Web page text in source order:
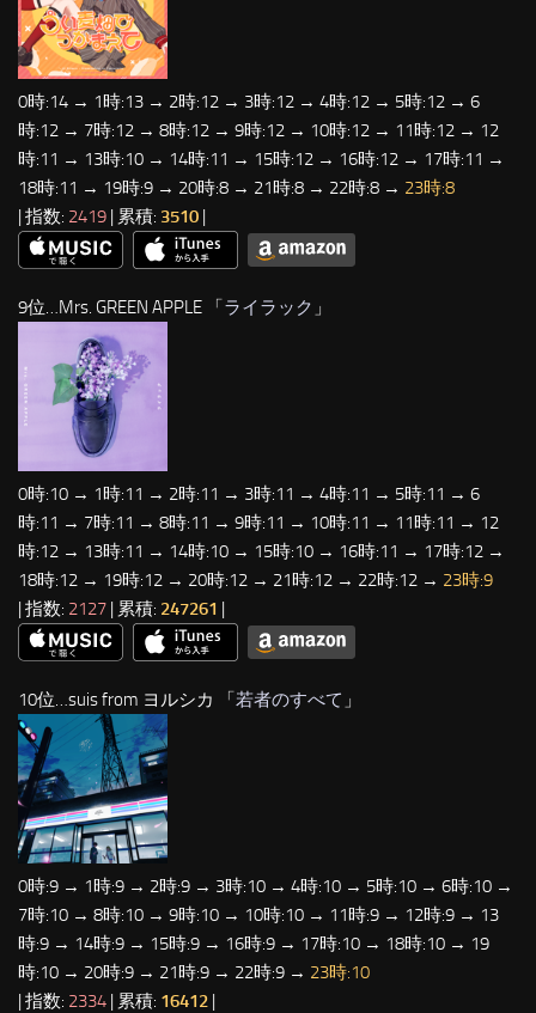
0時:14 → 1時:13 → 2時:12 → 3時:12 → 4時:12 → 5時:12 → 6
時:12 → 7時:12 → 8時:12 → 9時:12 → 10時:12 → 11時:12 → 12
時:11 → 13時:10 → 14時:11 → 15時:12 → 16時:12 → 17時:11 →
18時:11 → 19時:9 → 20時:8 → 21時:8 → 22時:8 → 23時:8
| 指数: 2419 | 累積: 3510 |
9位…Mrs. GREEN APPLE 「ライラック 」
0時:10 → 1時:11 → 2時:11 → 3時:11 → 4時:11 → 5時:11 → 6
時:11 → 7時:11 → 8時:11 → 9時:11 → 10時:11 → 11時:11 → 12
時:12 → 13時:11 → 14時:10 → 15時:10 → 16時:11 → 17時:12 →
18時:12 → 19時:12 → 20時:12 → 21時:12 → 22時:12 → 23時:9
| 指数: 2127 | 累積: 247261 |
10位…suis from ヨルシカ 「若者のすべて 」
0時:9 → 1時:9 → 2時:9 → 3時:10 → 4時:10 → 5時:10 → 6時:10 →
7時:10 → 8時:10 → 9時:10 → 10時:10 → 11時:9 → 12時:9 → 13
時:9 → 14時:9 → 15時:9 → 16時:9 → 17時:10 → 18時:10 → 19
時:10 → 20時:9 → 21時:9 → 22時:9 → 23時:10
| 指数: 2334 | 累積: 16412 |